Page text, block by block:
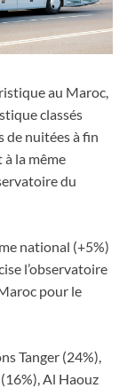
au Maroc,
classés
de nuitées à fin
la même
du
national (+5%)
l’observatoire
pour le
Tanger (24%),
Al Haouz